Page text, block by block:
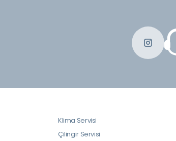
Klima Servisi
Çilingir Servisi